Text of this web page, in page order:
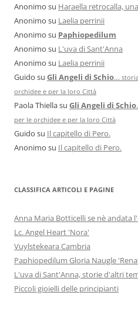
Anonimo su Haraella retrocalla,
Anonimo su Laelia perrinii
Anonimo su Paphiopedilum
Anonimo su L'uva di Sant'Anna
Anonimo su Laelia perrinii
Guido su Gli Angeli di Schio…
orchidee e per la loro Città
Paola Thiellasu Gli Angeli di Schio
per le orchidee e per la loro Città
Guido su Il capitello di Pero.
Anonimo su Il capitello di Pero.
CLASSIFICA ARTICOLI E PAGINE
Anna Maria Botticelli se nè andata
Lc. Angel Heart 'Nora'
Vuylstekeara Cambria
Paphiopedilum Gloria Naugle
L'uva di Sant'Anna, storie d'altri
Piccoli gioielli delle principianti